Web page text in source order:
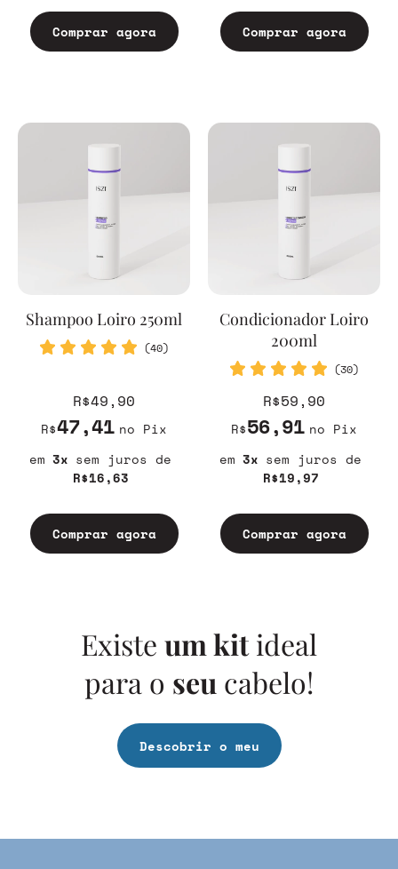
Comprar agora Comprar agora
Shampoo Loiro 250ml
(40)
R$49,90
R$47,41 no Pix
3
R$16,63
sem juros
Comprar agora
Condicionador Loiro
200ml
(30)
R$59,90
R$56,91 no Pix
3
R$19,97
sem juros
Comprar agora
Existe um kitideal
para o seu cabelo!
Descobrir o meu